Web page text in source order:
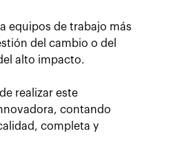
equipos de trabajo más
del cambio o del
alto impacto.
realizar este
contando
completa y